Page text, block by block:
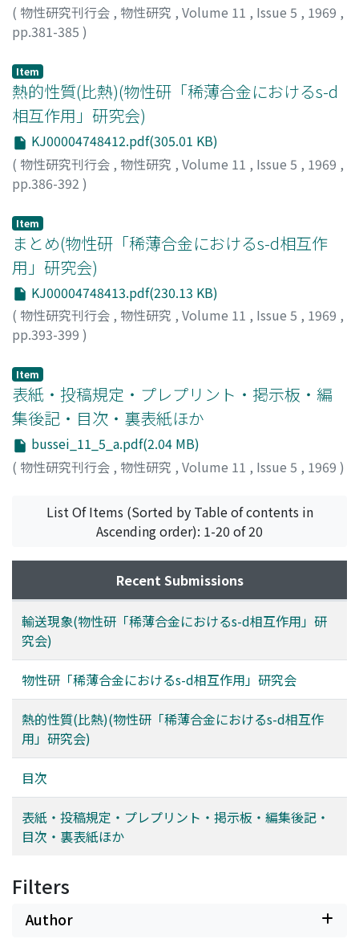
( 物性研究刊行会 , 物性研究 , Volume 11 , Issue 5 , 1969 ,
pp.381-385 )
Item
熱的性質(比熱)(物性研「稀薄合金におけるs-d
相互作用」研究会)
KJ00004748412.pdf(305.01 KB)
( 物性研究刊行会 , 物性研究 , Volume 11 , Issue 5 , 1969 ,
pp.386-392 )
Item
まとめ(物性研「稀薄合金におけるs-d相互作
用」研究会)
KJ00004748413.pdf(230.13 KB)
( 物性研究刊行会 , 物性研究 , Volume 11 , Issue 5 , 1969 ,
pp.393-399 )
Item
表紙・投稿規定・プレプリント・掲示板・編
集後記・目次・裏表紙ほか
bussei_11_5_a.pdf(2.04 MB)
( 物性研究刊行会 , 物性研究 , Volume 11 , Issue 5 , 1969 )
List Of Items (Sorted by Table of contents in
Ascending order): 1-20 of 20
Recent Submissions
輸送現象(物性研「稀薄合金におけるs-d相互作用」研
究会)
物性研「稀薄合金におけるs-d相互作用」研究会
熱的性質(比熱)(物性研「稀薄合金におけるs-d相互作
用」研究会)
目次
表紙・投稿規定・プレプリント・掲示板・編集後記・
目次・裏表紙ほか
Filters
Author